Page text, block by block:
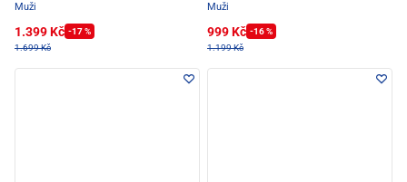
Muži
1.399 Kč -17 %
1.699 Kč
Muži
999 Kč -16 %
1.199 Kč